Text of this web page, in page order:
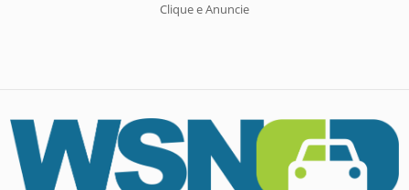
Clique e Anuncie